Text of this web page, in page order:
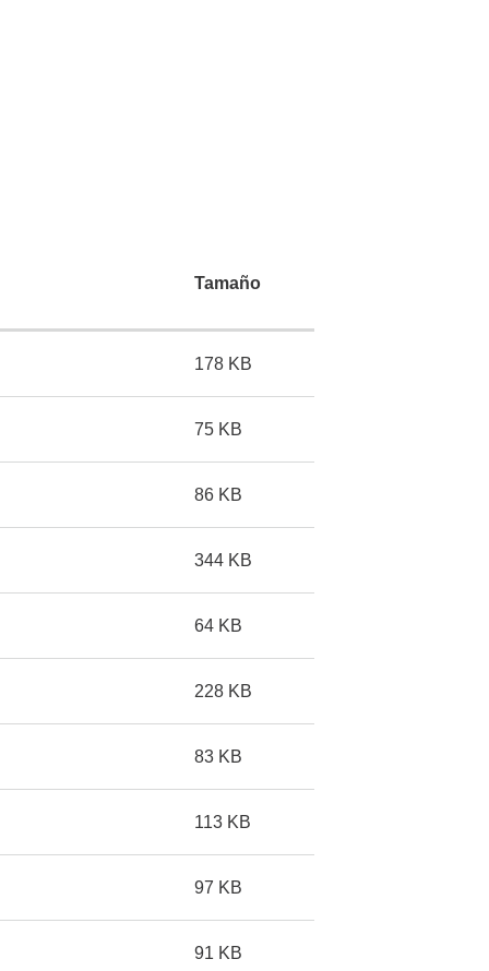
Tamaño
178 KB
75 KB
86 KB
344 KB
64 KB
228 KB
83 KB
113 KB
97 KB
91 KB